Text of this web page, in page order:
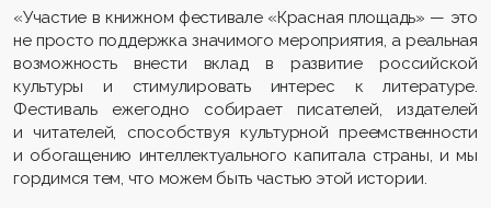
«Участие в книжном фестивале «Красная площадь» — это
не просто поддержка значимого мероприятия, а реальная
возможность внести вклад в развитие российской
культуры и стимулировать интерес к литературе.
Фестиваль ежегодно собирает писателей, издателей
и читателей, способствуя культурной преемственности
и обогащению интеллектуального капитала страны, и мы
гордимся тем, что можем быть частью этой истории.